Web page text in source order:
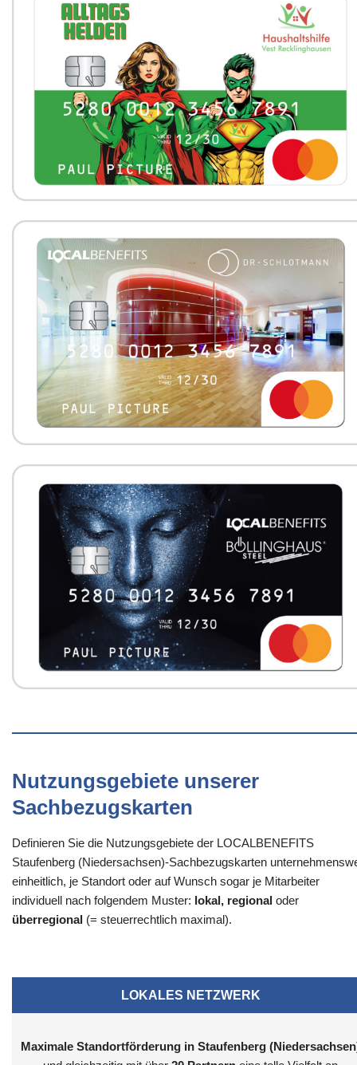
Nutzungsgebiete unserer
Sachbezugskarten
Definieren Sie die Nutzungsgebiete der LOCALBENEFITS
Staufenberg (Niedersachsen)-Sachbezugskarten
einheitlich, je Standort oder auf Wunsch sogar je Mitarbeiter
individuell nach folgendem Muster: lokal, regional oder
überregional (= steuerrechtlich maximal).
LOKALES NETZWERK
Maximale Standortförderung in Staufenberg